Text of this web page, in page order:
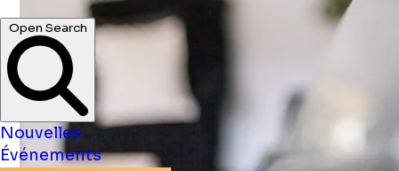
Open Search
Nouvelles
Événements